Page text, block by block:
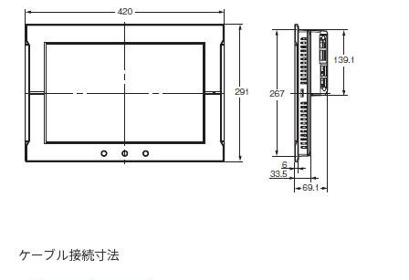
ケーブル接続寸法